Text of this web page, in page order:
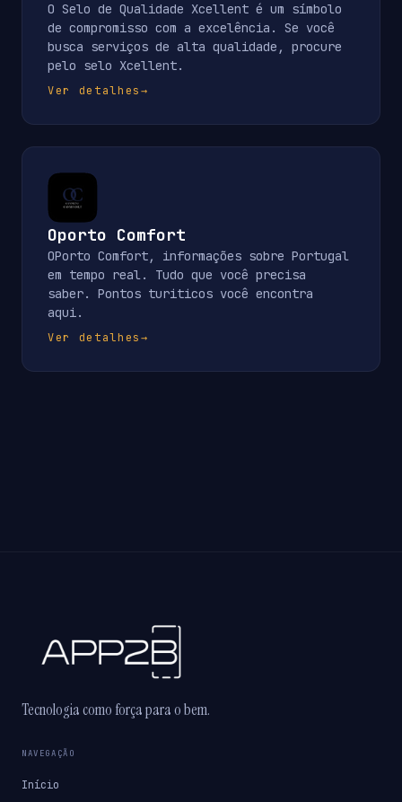
O Selo de Qualidade Xcellent é um símbolo
de compromisso com a excelência. Se você
busca serviços de alta qualidade, procure
pelo selo Xcellent.
Ver detalhes→
Oporto Comfort
OPorto Comfort, informações sobre Portugal
em tempo real. Tudo que você precisa
saber. Pontos turiticos você encontra
aqui.
Ver detalhes→
Tecnologia como força para o bem.
NAVEGAÇÃO
Início